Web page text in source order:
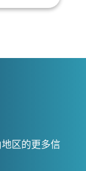
区的更多信